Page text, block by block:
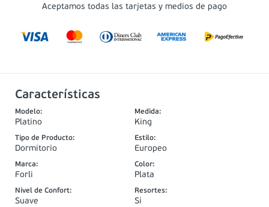
Aceptamos todas las tarjetas y medios de pago
Características
Modelo:
Platino
Medida:
King
Tipo de Producto:
Dormitorio
Estilo:
Europeo
Marca:
Forli
Color:
Plata
Nivel de Confort:
Suave
Resortes:
Si